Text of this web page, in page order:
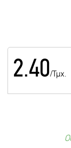
2.40/Τμχ.